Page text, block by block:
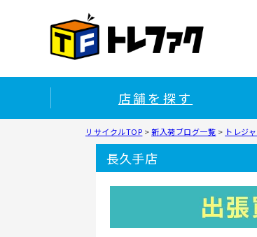
店舗を探す
リサイクルTOP >新入荷ブログ一覧 > トレジ
長久手店